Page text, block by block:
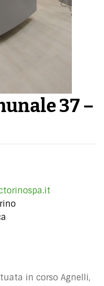
37 –
in corso Agnelli,